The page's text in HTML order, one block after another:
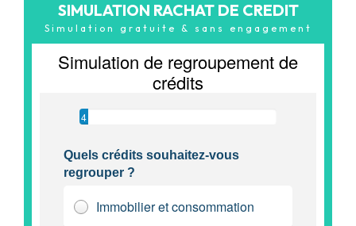
SIMULATION RACHAT DE CREDIT
Simulation gratuite & sans engagement